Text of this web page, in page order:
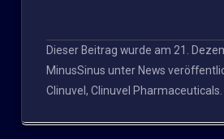
Dieser Beitrag wurde am 21.
MinusSinus unter News
Clinuvel , Clinuvel Pharmaceuticals.